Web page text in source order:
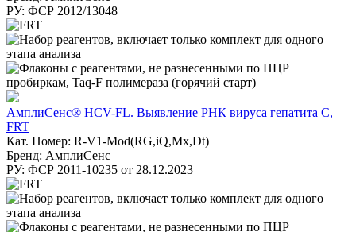
РУ: ФСР 2012/13048
АмплиСенс® HCV-FL. Выявление РНК вируса гепатита С,
FRT
Кат. Номер: R-V1-Mod(RG,iQ,Mx,Dt)
Бренд: АмплиСенс
РУ: ФСР 2011-10235 от 28.12.2023